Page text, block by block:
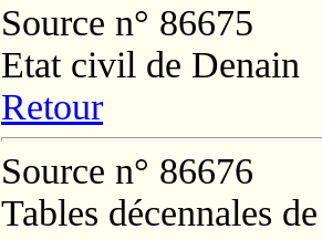
Source n° 86675
Etat civil de Denain
Retour
Source n° 86676
Tables décennales